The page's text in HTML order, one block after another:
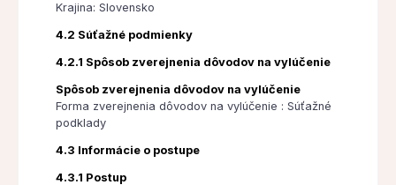
Krajina: Slovensko
4.2 Súťažné podmienky
4.2.1 Spôsob zverejnenia dôvodov na vylúčenie
Spôsob zverejnenia dôvodov na vylúčenie
Forma zverejnenia dôvodov na vylúčenie : Súťažné
podklady
4.3 Informácie o postupe
4.3.1 Postup